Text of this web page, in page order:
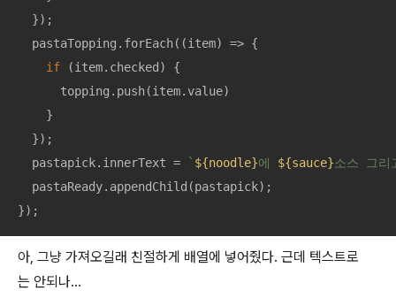
  });
  pastaTopping.forEach(
(item) => {
if (item.checked) {
      topping.push(item.value)
    }
  });
  pastapick.innerText =
` ${noodle}에 ${sauce}소스 그
  pastaReady.appendChild(pastapick);
});
아, 그냥 가져오길래 친절하게 배열에 넣어줬다. 근데 텍스트로
는 안되나...